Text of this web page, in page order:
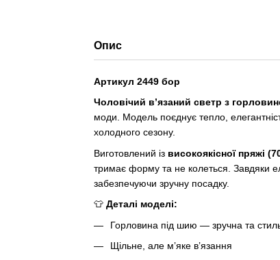
Опис
Артикул 2449 бор
Чоловічий в’язаний светр з
моди. Модель поєднує тепло,
холодного сезону.
Виготовлений із високоякісної пряжі
тримає форму та не колеться. Завдяки
забезпечуючи зручну посадку.
👕 Деталі моделі:
Горловина під шию — зручна та
Щільне, але м’яке в’язання